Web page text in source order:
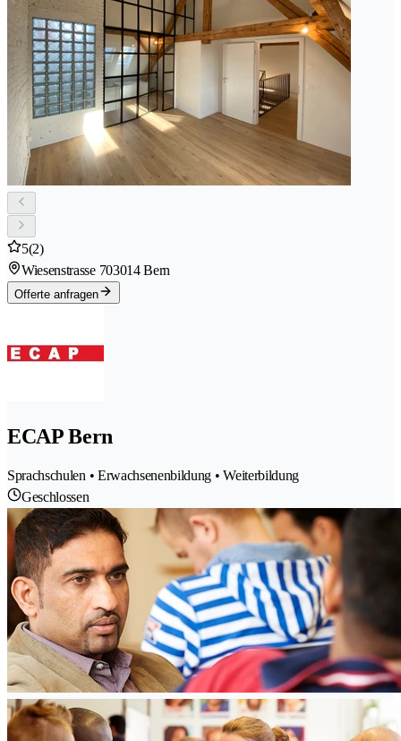
5(2)
Wiesenstrasse 703014 Bern
Offerte anfragen
ECAP Bern
Sprachschulen • Erwachsenenbildung • Weiterbildung
Geschlossen